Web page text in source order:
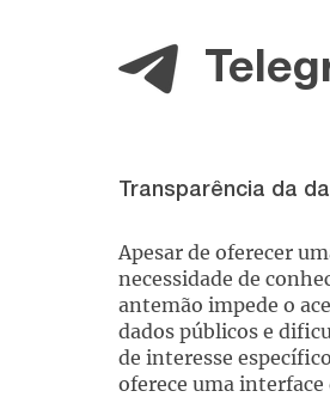
Apesar de oferecer
necessidade de
antemão impede o
dados públicos e
de interesse
oferece uma
Transparência da